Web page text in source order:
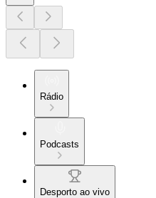
Rádio
Podcasts
Desporto ao vivo